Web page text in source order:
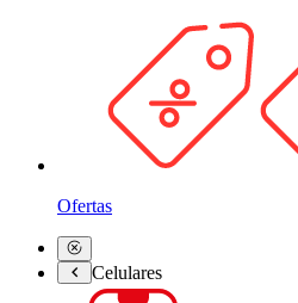
Ofertas
Celulares